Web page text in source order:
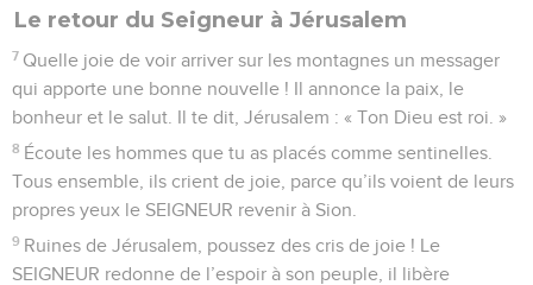
Le retour du Seigneur à Jérusalem
7 Quelle joie de voir arriver sur les montagnes un messager
qui apporte une bonne nouvelle ! Il annonce la paix, le
bonheur et le salut. Il te dit, Jérusalem : « Ton Dieu est roi. »
8 Écoute les hommes que tu as placés comme sentinelles.
Tous ensemble, ils crient de joie, parce qu’ils voient de leurs
propres yeux le SEIGNEUR revenir à Sion.
9 Ruines de Jérusalem, poussez des cris de joie ! Le
SEIGNEUR redonne de l’espoir à son peuple, il libère